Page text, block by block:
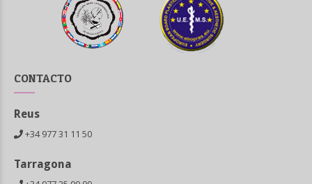
CONTACTO
Reus
+34 977 31 11 50
Tarragona